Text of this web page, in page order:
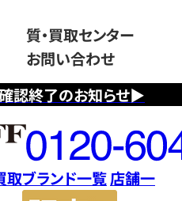
認終了のお知らせ▶
質・買取センター
お問い合わせ
フ
リ
ー
ダ
イ
取ブランド一覧店舗一